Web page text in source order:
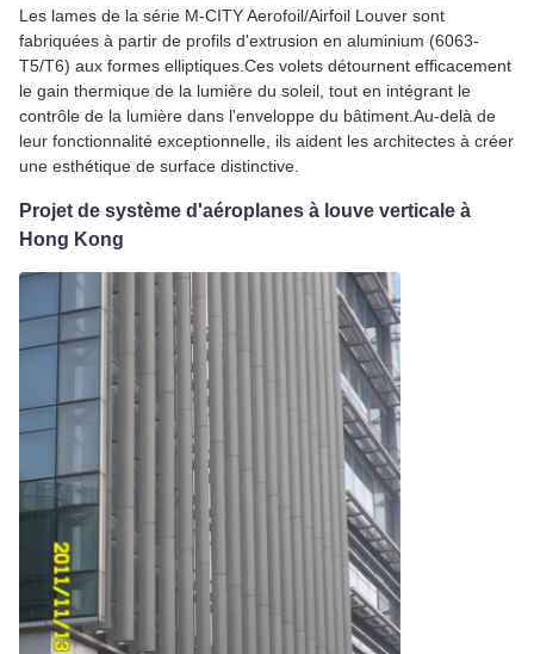
Les lames de la série M-CITY Aerofoil/Airfoil Louver sont
fabriquées à partir de profils d'extrusion en aluminium (6063-
T5/T6) aux formes elliptiques.Ces volets détournent efficacement
le gain thermique de la lumière du soleil, tout en intégrant le
contrôle de la lumière dans l'enveloppe du bâtiment.Au-delà de
leur fonctionnalité exceptionnelle, ils aident les architectes à créer
une esthétique de surface distinctive.
Projet de système d'aéroplanes à louve verticale à
Hong Kong